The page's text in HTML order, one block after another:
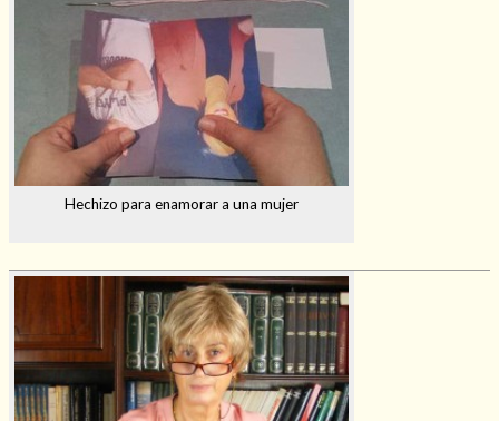
Hechizo para enamorar a una mujer